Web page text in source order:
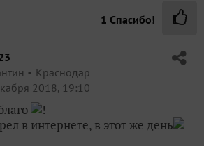
1 Спасибо!
Краснодар
2018, 19:10
!
в интернете, в этот же день